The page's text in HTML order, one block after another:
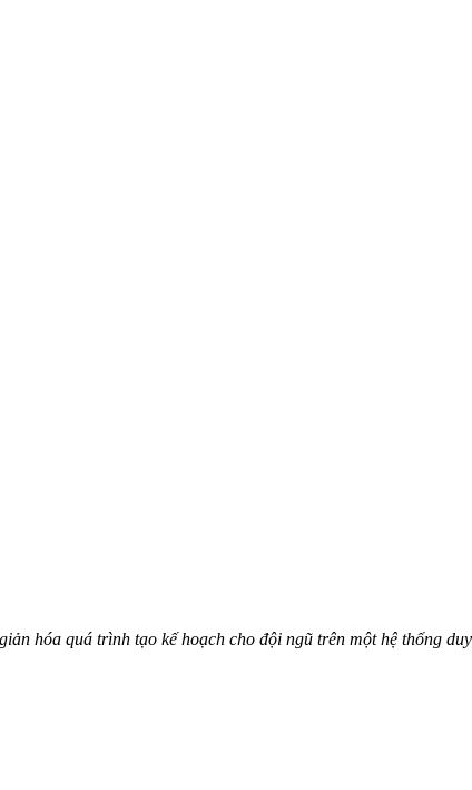
hóa quá trình tạo kế hoạch cho đội ngũ trên một hệ thống duy